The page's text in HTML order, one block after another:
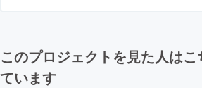
このプロジェクトを見た人は
ています